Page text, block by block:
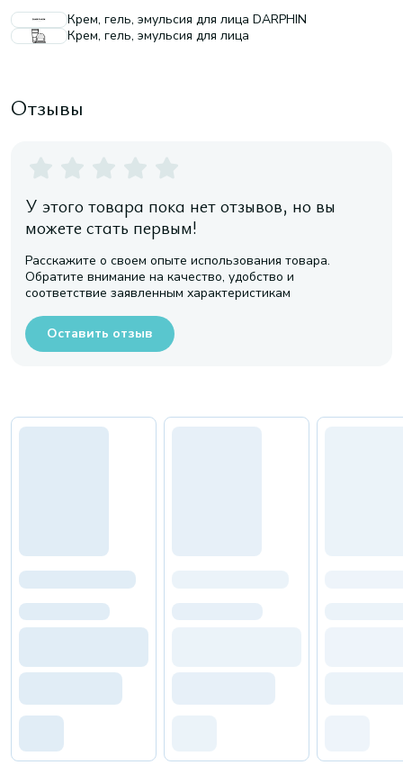
Крем, гель, эмульсия для лица DARPHIN
Крем, гель, эмульсия для лица
Отзывы
У этого товара пока нет отзывов, но вы
можете стать первым!
Расскажите о своем опыте использования товара.
Обратите внимание на качество, удобство и
соответствие заявленным характеристикам
Оставить отзыв